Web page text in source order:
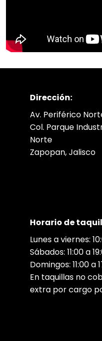
Dirección:
Av. Periférico
Col. Parque
Norte
Zapopan, Jalisco
Horario de
Lunes a viernes:
Sábados: 11:00 a
Domingos: 11:00 a
En taquillas no
extra por cargo